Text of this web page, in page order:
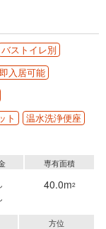
バストイレ別
即入居可能
ト
温水洗浄便座
専有面積
40.0m2
方位